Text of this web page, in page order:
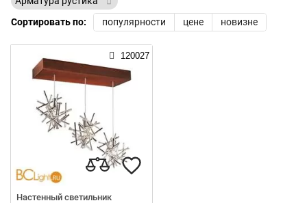
Сортировать по:
популярности цене новизне
120027
Настенный светильник